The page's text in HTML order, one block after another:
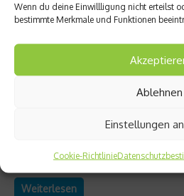
Wenn du deine Einwillligung nicht erteilst
bestimmte Merkmale und Funktionen
Ablehnen
Einstellungen
Cookie-Richtlinie
Ratgeber Gesundheit
Nullkommanull – Ein Bier
gerade in der dunklen Jahreszeit
entscheidend zu verschlechtern....
Weiterlesen